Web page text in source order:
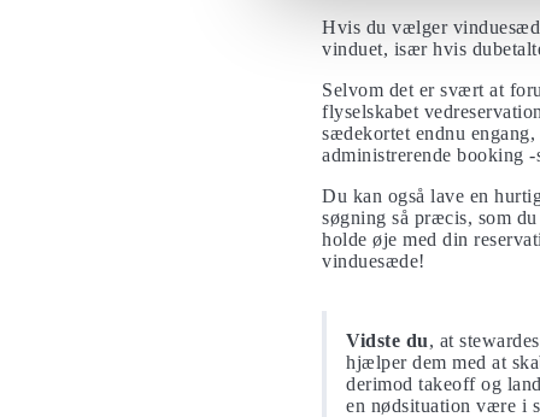
Hvis du vælger
vinduet, især hvis
Selvom det er svært at
flyselskabet
sædekortet endnu
administrerende booking -
Du kan også lave en
søgning så præcis, som
holde øje med din
vinduesæde!
Vidste du, at
hjælper dem med at
derimod takeoff og
en nødsituation være i